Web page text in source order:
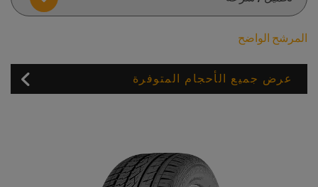
المرشح الواضح
عرض جميع الأحجام المتوفرة